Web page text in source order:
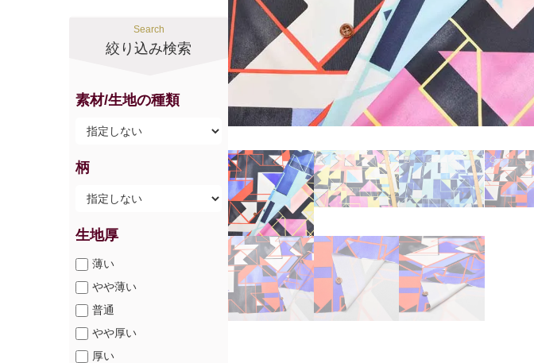
Search
絞り込み検索
素材/生地の種類
柄
生地厚
薄い
やや薄い
普通
やや厚い
厚い